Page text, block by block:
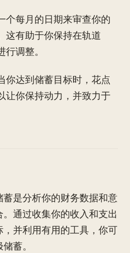
个每月的日期来审查你的
这有助于你保持在轨道
调整。
你达到储蓄目标时，花点
让你保持动力，并致力于
是分析你的财务数据和意
通过收集你的收入和支出
并利用有用的工具，你可
蓄。